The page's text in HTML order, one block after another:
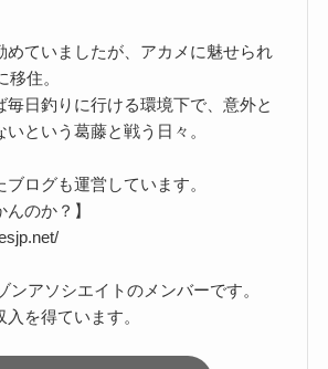
めていましたが、アカメに魅せられ
移住。
毎日釣りに行ける環境下で、意外と
という葛藤と戦う日々。
ログも運営しています。
んのか？】
ンアソシエイトのメンバーです。
を得ています。